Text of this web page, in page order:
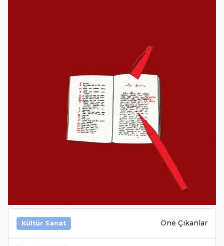
Kültür Sanat Öne Çıkanlar